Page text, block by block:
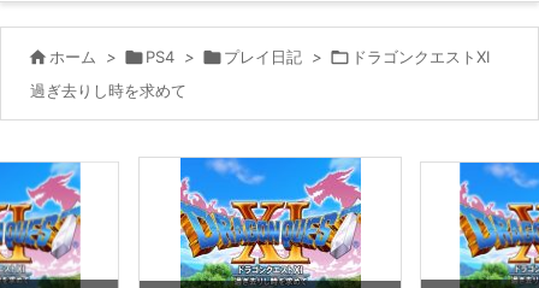
 ホーム > PS4 > プレイ日記 >  ドラゴンクエストXI
過ぎ去りし時を求めて